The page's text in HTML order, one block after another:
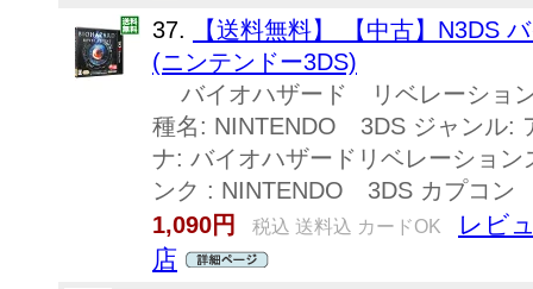
37.
【送料無料】 【中古】N3DS
(ニンテンドー3DS)
バイオハザード リベレーショ
種名: NINTENDO 3DS ジャンル:
ナ: バイオハザードリベレーショ
ンク : NINTENDO 3DS カプコン
1,090円
税込 送料込 カードOK
レビ
店